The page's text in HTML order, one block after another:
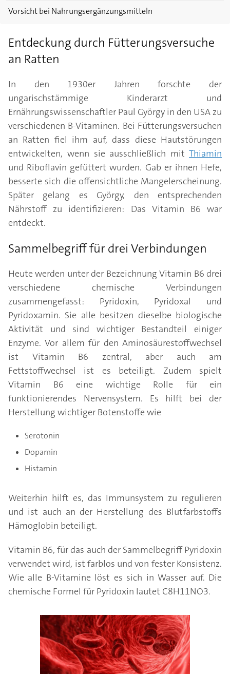
Vorsicht bei Nahrungsergänzungsmitteln
Entdeckung durch Fütterungsversuche
an Ratten
In den 1930er Jahren forschte der
ungarischstämmige Kinderarzt und
Ernährungswissenschaftler Paul György in den USA zu
verschiedenen B-Vitaminen. Bei Fütterungsversuchen
an Ratten fiel ihm auf, dass diese Hautstörungen
entwickelten, wenn sie ausschließlich mit Thiamin
und Riboflavin gefüttert wurden. Gab er ihnen Hefe,
besserte sich die offensichtliche Mangelerscheinung.
Später gelang es György, den entsprechenden
Nährstoff zu identifizieren: Das Vitamin B6 war
entdeckt.
Sammelbegriff für drei Verbindungen
Heute werden unter der Bezeichnung Vitamin B6 drei
verschiedene chemische Verbindungen
zusammengefasst: Pyridoxin, Pyridoxal und
Pyridoxamin. Sie alle besitzen dieselbe biologische
Aktivität und sind wichtiger Bestandteil einiger
Enzyme. Vor allem für den Aminosäurestoffwechsel
ist Vitamin B6 zentral, aber auch am
Fettstoffwechsel ist es beteiligt. Zudem spielt
Vitamin B6 eine wichtige Rolle für ein
funktionierendes Nervensystem. Es hilft bei der
Herstellung wichtiger Botenstoffe wie
Serotonin
Dopamin
Histamin
Weiterhin hilft es, das Immunsystem zu regulieren
und ist auch an der Herstellung des Blutfarbstoffs
Hämoglobin beteiligt.
Vitamin B6, für das auch der Sammelbegriff Pyridoxin
verwendet wird, ist farblos und von fester Konsistenz.
Wie alle B-Vitamine löst es sich in Wasser auf. Die
chemische Formel für Pyridoxin lautet C8H11NO3.